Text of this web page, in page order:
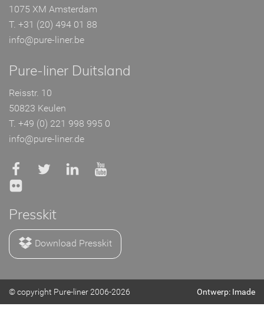
1075 XM Amsterdam
T. +31 (20) 494 01 88
info@pure-liner.be
Pure-liner Duitsland
Reisstr. 10
50823 Keulen
T. +49 (0) 221 998 995 0
info@pure-liner.de
Presskit
Download Presskit
© copyright Pure-liner 2006-2026 Ontwerp: Imade